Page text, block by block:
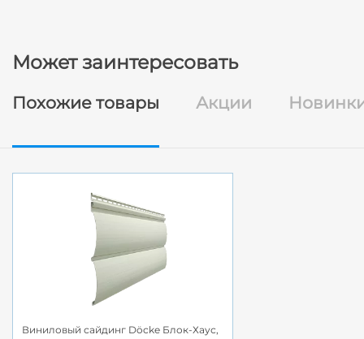
Может заинтересовать
Похожие товары Акции
Виниловый сайдинг Döcke Блок-Хаус,